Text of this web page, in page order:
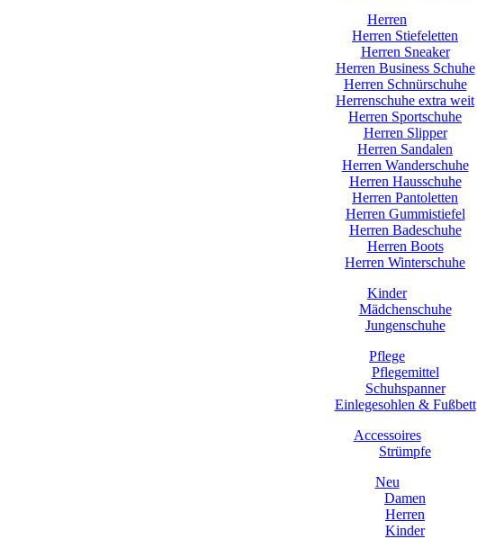
Herren
Herren Stiefeletten
Herren Sneaker
Herren Business Schuhe
Herren Schnürschuhe
Herrenschuhe extra weit
Herren Sportschuhe
Herren Slipper
Herren Sandalen
Herren Wanderschuhe
Herren Hausschuhe
Herren Pantoletten
Herren Gummistiefel
Herren Badeschuhe
Herren Boots
Herren Winterschuhe
Kinder
Mädchenschuhe
Jungenschuhe
Pflege
Pflegemittel
Schuhspanner
Einlegesohlen & Fußbett
Accessoires
Strümpfe
Neu
Damen
Herren
Kinder